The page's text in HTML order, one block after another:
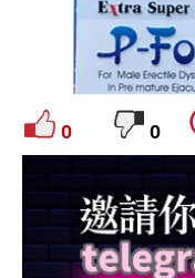
0 0